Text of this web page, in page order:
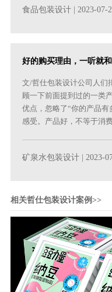
食品包装设计 | 2023-07-
好的购买理由，一听就
文/哲仕包装设计公司人们
顾一下前面提到过的一类
优点，忽略了“你的产品
感受。产品好，不等于消
矿泉水包装设计 | 2023-
相关哲仕包装设计案例>>